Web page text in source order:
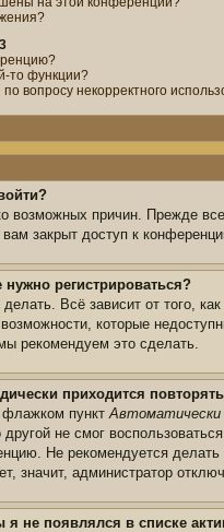
то функции?
вопросу некорректного
возможных причин. Прежде
закрыт доступ к
регистрироваться?
Всё зависит от того,
которые
рекомендуем это сделать.
приходится
флажком пунктАвтоматически
другой не смог
Не рекомендуется
значит, администратор
я не появлялся в списке